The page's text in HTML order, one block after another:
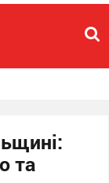
та